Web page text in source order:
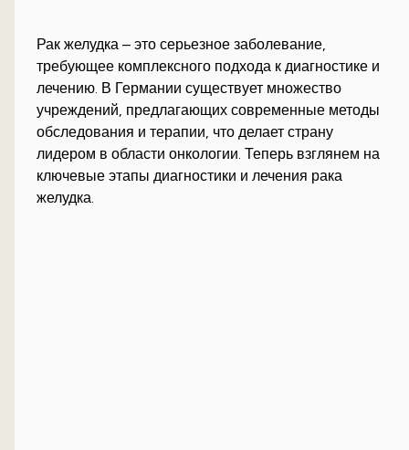
Рак желудка – это серьезное заболевание,
требующее комплексного подхода к диагностике и
лечению. В Германии существует множество
учреждений, предлагающих современные методы
обследования и терапии, что делает страну
лидером в области онкологии. Теперь взглянем на
ключевые этапы диагностики и лечения рака
желудка.